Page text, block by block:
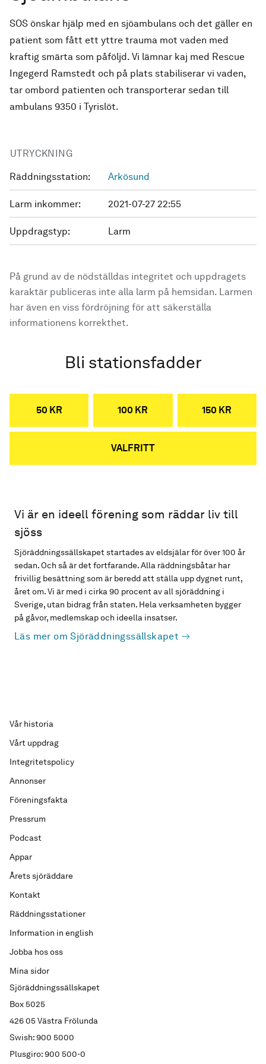
SOS önskar hjälp med en sjöambulans och det gäller en
patient som fått ett yttre trauma mot vaden med
kraftig smärta som påföljd. Vi lämnar kaj med Rescue
Ingegerd Ramstedt och på plats stabiliserar vi vaden,
tar ombord patienten och transporterar sedan till
ambulans 9350 i Tyrislöt.
UTRYCKNING
Räddningsstation: Arkösund
Larm inkommer: 2021-07-27 22:55
Uppdragstyp: Larm
På grund av de nödställdas integritet och uppdragets
karaktär publiceras inte alla larm på hemsidan. Larmen
har även en viss fördröjning för att säkerställa
informationens korrekthet.
Bli stationsfadder
50 KR 100 KR 150 KR
VALFRITT
Vi är en ideell förening som räddar liv till
sjöss
Sjöräddningssällskapet startades av eldsjälar för över 100 år
sedan. Och så är det fortfarande. Alla räddningsbåtar har
frivillig besättning som är beredd att ställa upp dygnet runt,
året om. Vi är med i cirka 90 procent av all sjöräddning i
Sverige, utan bidrag från staten. Hela verksamheten bygger
på gåvor, medlemskap och ideella insatser.
Läs mer om Sjöräddningssällskapet
Sjöräddningssällskapet
Box 5025
426 05 Västra Frölunda
Swish: 900 5000
Plusgiro: 900 500-0
Vår historia
Vårt uppdrag
Integritetspolicy
Annonser
Föreningsfakta
Pressrum
Podcast
Appar
Årets sjöräddare
Kontakt
Räddningsstationer
Information in english
Jobba hos oss
Mina sidor